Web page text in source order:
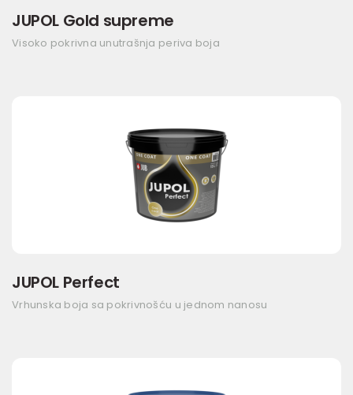
JUPOL Gold supreme
Visoko pokrivna unutrašnja periva boja
JUPOL Perfect
Vrhunska boja sa pokrivnošću u jednom nanosu